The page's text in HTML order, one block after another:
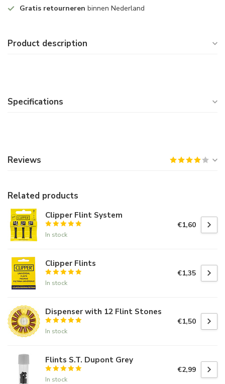
Gratis retourneren binnen Nederland
Product description
Specifications
Reviews
Related products
Clipper Flint System
In stock
€1,60
Clipper Flints
In stock
€1,35
Dispenser with 12 Flint Stones
In stock
€1,50
Flints S.T. Dupont Grey
In stock
€2,99